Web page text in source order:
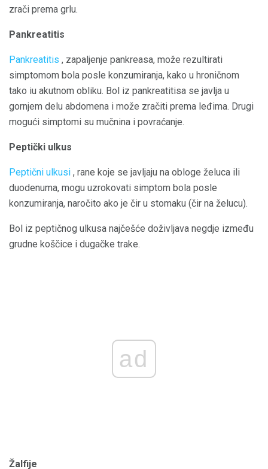
zrači prema grlu.
Pankreatitis
Pankreatitis , zapaljenje pankreasa, može rezultirati
simptomom bola posle konzumiranja, kako u hroničnom
tako iu akutnom obliku. Bol iz pankreatitisa se javlja u
gornjem delu abdomena i može zračiti prema leđima. Drugi
mogući simptomi su mučnina i povraćanje.
Peptički ulkus
Peptični ulkusi , rane koje se javljaju na obloge želuca ili
duodenuma, mogu uzrokovati simptom bola posle
konzumiranja, naročito ako je čir u stomaku (čir na želucu).
Bol iz peptičnog ulkusa najčešće doživljava negdje između
grudne koščice i dugačke trake.
ad
Žalfije